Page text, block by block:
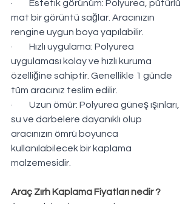
·         Estetik görünüm: Polyurea, pütürlü
mat bir görüntü sağlar. Aracınızın
rengine uygun boya yapılabilir.
·         Hızlı uygulama: Polyurea
uygulaması kolay ve hızlı kuruma
özelliğine sahiptir. Genellikle 1 günde
tüm aracınız teslim edilir.
·         Uzun ömür: Polyurea güneş ışınları,
su ve darbelere dayanıklı olup
aracınızın ömrü boyunca
kullanılabilecek bir kaplama
malzemesidir.
Araç Zırh Kaplama Fiyatları nedir ?